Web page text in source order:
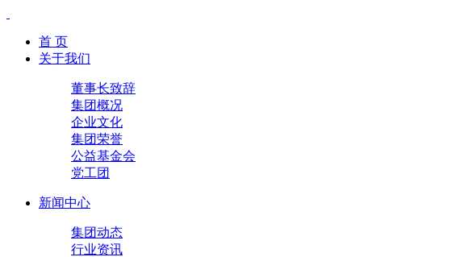
首 页
关于我们
董事长致辞
集团概况
企业文化
集团荣誉
公益基金会
党工团
新闻中心
集团动态
行业资讯